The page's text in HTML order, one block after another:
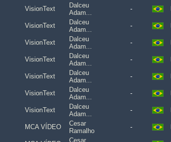
VisionText
Dalceu
Adam...
-
VisionText
Dalceu
Adam...
-
VisionText
Dalceu
Adam...
-
VisionText
Dalceu
Adam...
-
VisionText
Dalceu
Adam...
-
VisionText
Dalceu
Adam...
-
VisionText
Dalceu
Adam...
-
MCA VÍDEO
Cesar
Ramalho
-
Cesar